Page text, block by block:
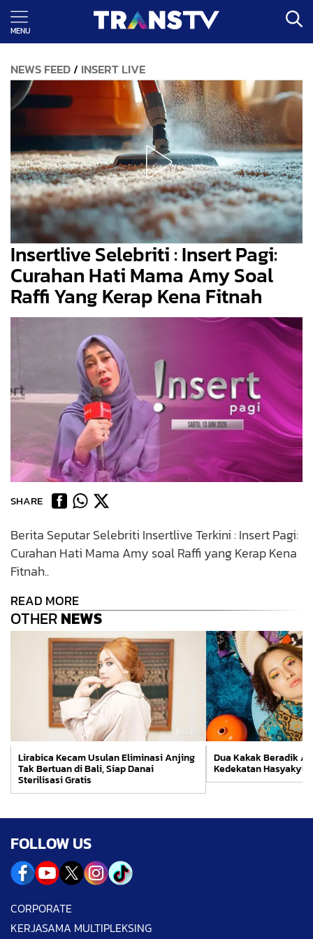
MENU
NEWS FEED/ INSERT LIVE
Insertlive Selebriti : Insert Pagi:
Curahan Hati Mama Amy Soal
Raffi Yang Kerap Kena Fitnah
SHARE
Berita Seputar Selebriti Insertlive Terkini : Insert Pagi:
Curahan Hati Mama Amy soal Raffi yang Kerap Kena
Fitnah..
READ MORE
OTHERNEWS
Lirabica Kecam Usulan Eliminasi Anjing
Tak Bertuan di Bali, Siap Danai
Sterilisasi Gratis
Dua Kakak Beradik
Kedekatan
FOLLOW US
CORPORATE
KERJASAMA MULTIPLEKSING